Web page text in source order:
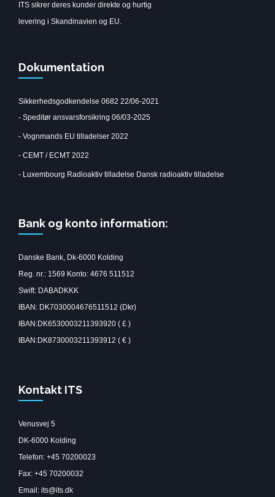
ITS sikrer deres kunder direkte og hurtig
levering i Skandinavien og EU.
Dokumentation
Sikkerhedsgodkendelse 0682 22/06-2021
- Speditør ansvarsforsikring 06/03-2025
- Vognmands EU tilladelser 2022
- CEMT / ECMT 2022
- Luxembourg Radioaktiv tilladelse Dansk radioaktiv tilladelse
Bank og konto information:
Danske Bank, Dk-6000 Kolding
Reg. nr.: 1569 Konto: 4676 511512
Swift: DABADKKK
IBAN: DK7030004676511512 (Dkr)
IBAN:DK6530003211393920 ( £ )
IBAN:DK8730003211393912 ( € )
Kontakt ITS
Venusvej 5
DK-6000 Kolding
Telefon: +45 70200023
Fax: +45 70200032
Email: its@its.dk